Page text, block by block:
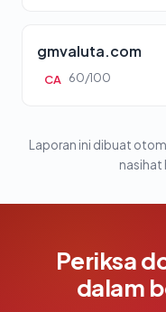
gmvaluta.com
CA 60/100
Laporan ini dibuat
nasihat
Periksa
dalam